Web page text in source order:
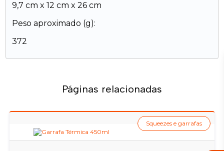
9,7 cm x 12 cm x 26 cm
Peso aproximado (g):
372
Páginas relacionadas
Squeezes e garrafas